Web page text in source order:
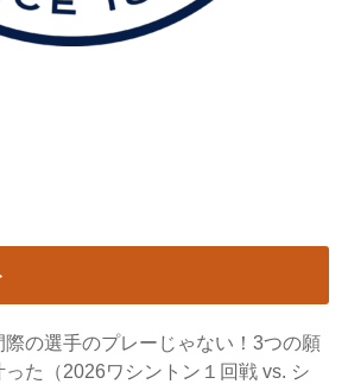
際の選手のプレーじゃない！3つの願
た（2026ワシントン１回戦 vs. シ